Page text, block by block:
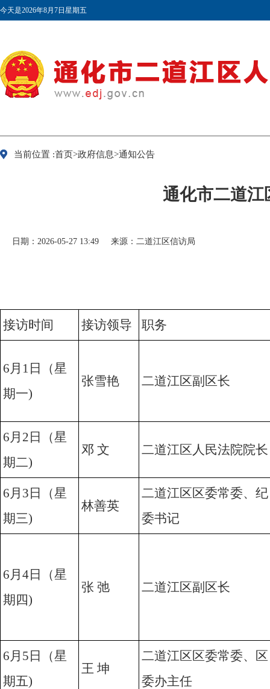
今天是2026年8月7日星期五
当前位置 :首页>政府信息>通知公告
通化市二道
日期：2026-05-27 13:49 来源：二道江区信访局
接访时间 接访领导 职务
6月1日（星
期一)
张雪艳 二道江区副区长
6月2日（星
期二)
邓 文 二道江区人民法院院长
6月3日（星
期三)
林善英
二道江区区委常委、纪
委书记
6月4日（星
期四)
张 弛 二道江区副区长
6月5日（星
期五)
王 坤
二道江区区委常委、区
委办主任